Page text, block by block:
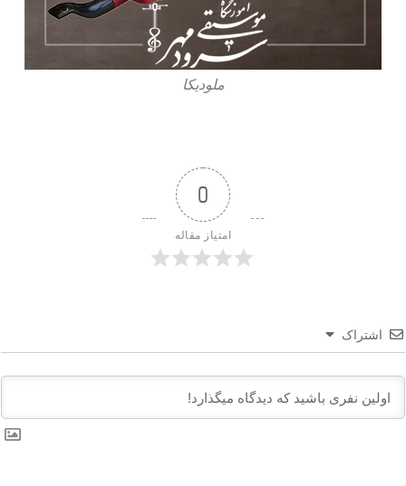
ملودیکا
0
امتیاز مقاله
اشتراک